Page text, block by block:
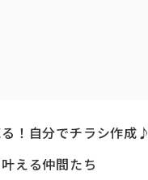
！自分でチラシ作成♪
える仲間たち